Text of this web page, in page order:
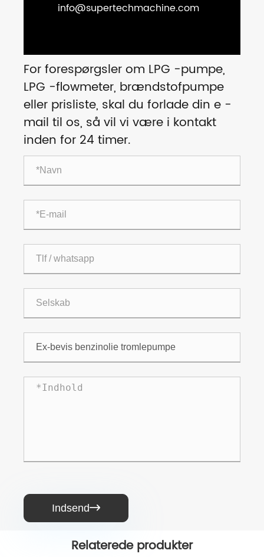
info@supertechmachine.com
For forespørgsler om LPG -pumpe,
LPG -flowmeter, brændstofpumpe
eller prisliste, skal du forlade din e -
mail til os, så vil vi være i kontakt
inden for 24 timer.
Indsend
Relaterede produkter